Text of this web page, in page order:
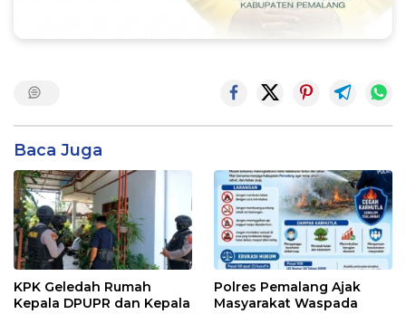
Baca Juga
KPK Geledah Rumah
Kepala DPUPR dan Kepala
Polres Pemalang Ajak
Masyarakat Waspada